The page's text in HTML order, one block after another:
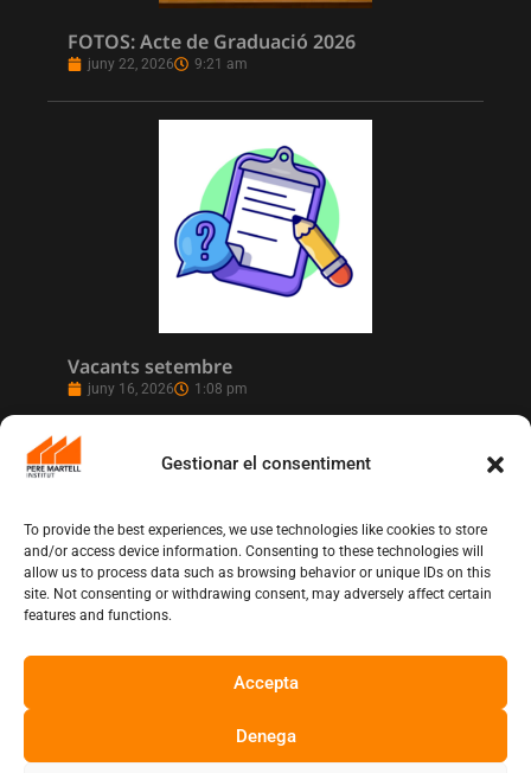
Gestionar el consentiment
To provide the best experiences, we use technologies like cookies to store
and/or access device information. Consenting to these technologies will
allow us to process data such as browsing behavior or unique IDs on this
site. Not consenting or withdrawing consent, may adversely affect certain
features and functions.
Accepta
Denega
FOTOS: Acte de Graduació 2026
juny 22, 2026 9:21 am
Vacants setembre
juny 16, 2026 1:08 pm
L’Institut Pere Martell executa un projecte
10:13 am